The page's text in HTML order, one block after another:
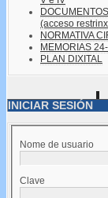
DOCUMENTOS
(acceso
NORMATIVA
MEMORIAS
PLAN DIXITAL
INICIAR SESIÓN
Nome de usuario
Clave